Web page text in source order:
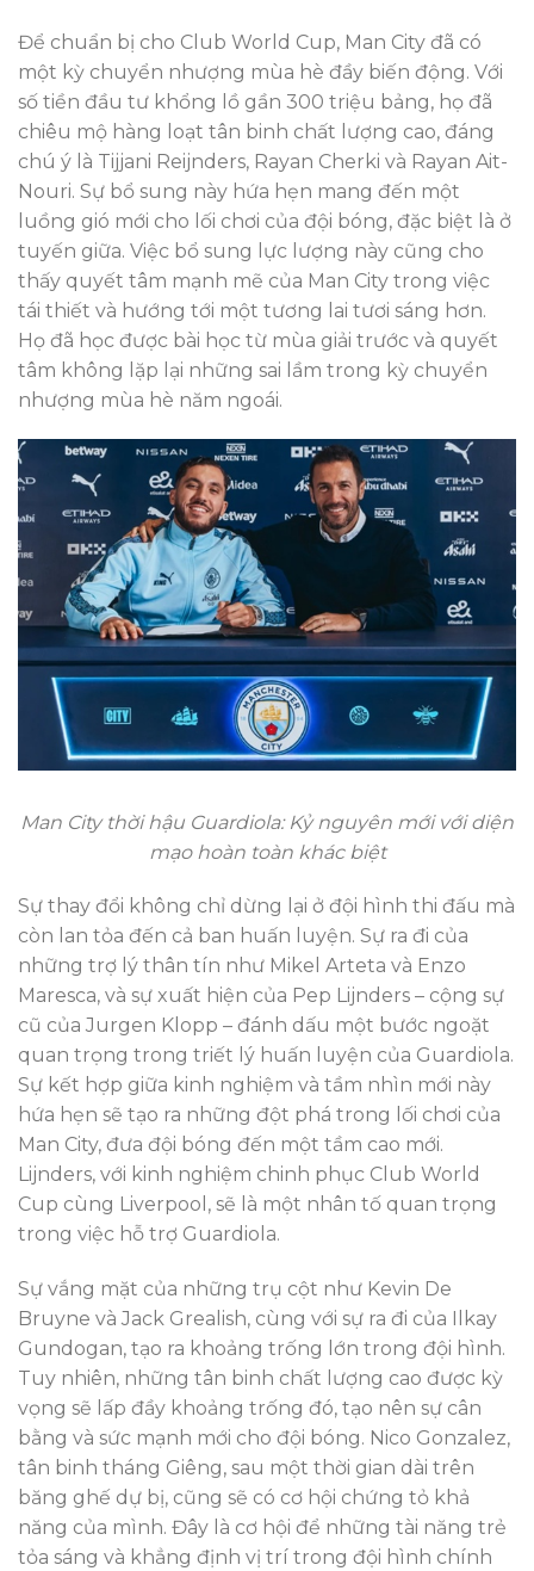
Để chuẩn bị cho Club World Cup, Man City đã có
một kỳ chuyển nhượng mùa hè đầy biến động. Với
số tiền đầu tư khổng lồ gần 300 triệu bảng, họ đã
chiêu mộ hàng loạt tân binh chất lượng cao, đáng
chú ý là Tijjani Reijnders, Rayan Cherki và Rayan Ait-
Nouri. Sự bổ sung này hứa hẹn mang đến một
luồng gió mới cho lối chơi của đội bóng, đặc biệt là ở
tuyến giữa. Việc bổ sung lực lượng này cũng cho
thấy quyết tâm mạnh mẽ của Man City trong việc
tái thiết và hướng tới một tương lai tươi sáng hơn.
Họ đã học được bài học từ mùa giải trước và quyết
tâm không lặp lại những sai lầm trong kỳ chuyển
nhượng mùa hè năm ngoái.
Man City thời hậu Guardiola: Kỷ nguyên mới với diện
mạo hoàn toàn khác biệt
Sự thay đổi không chỉ dừng lại ở đội hình thi đấu mà
còn lan tỏa đến cả ban huấn luyện. Sự ra đi của
những trợ lý thân tín như Mikel Arteta và Enzo
Maresca, và sự xuất hiện của Pep Lijnders – cộng sự
cũ của Jurgen Klopp – đánh dấu một bước ngoặt
quan trọng trong triết lý huấn luyện của Guardiola.
Sự kết hợp giữa kinh nghiệm và tầm nhìn mới này
hứa hẹn sẽ tạo ra những đột phá trong lối chơi của
Man City, đưa đội bóng đến một tầm cao mới.
Lijnders, với kinh nghiệm chinh phục Club World
Cup cùng Liverpool, sẽ là một nhân tố quan trọng
trong việc hỗ trợ Guardiola.
Sự vắng mặt của những trụ cột như Kevin De
Bruyne và Jack Grealish, cùng với sự ra đi của Ilkay
Gundogan, tạo ra khoảng trống lớn trong đội hình.
Tuy nhiên, những tân binh chất lượng cao được kỳ
vọng sẽ lấp đầy khoảng trống đó, tạo nên sự cân
bằng và sức mạnh mới cho đội bóng. Nico Gonzalez,
tân binh tháng Giêng, sau một thời gian dài trên
băng ghế dự bị, cũng sẽ có cơ hội chứng tỏ khả
năng của mình. Đây là cơ hội để những tài năng trẻ
tỏa sáng và khẳng định vị trí trong đội hình chính